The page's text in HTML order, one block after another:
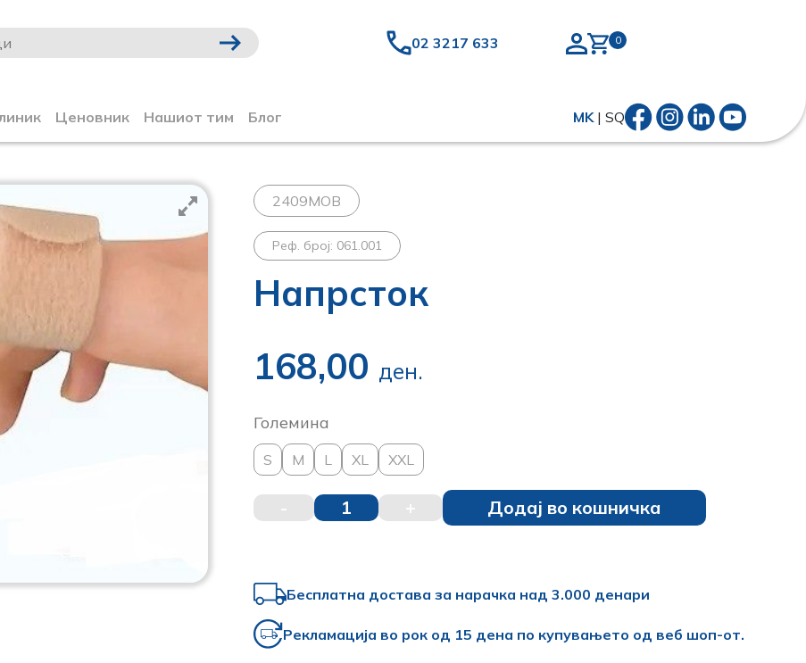
02 3217 633
Ценовник Нашиот тим Блог MK| SQ
2409MOB
Реф. број: 061.001
Напрсток
168,00 ден.
Големина
S M L XL XXL
- 1 + Додај во кошничка
Бесплатна достава за нарачка над 3.000 денари
Рекламација во рок од 15 дена по купувањето од веб шоп-от.